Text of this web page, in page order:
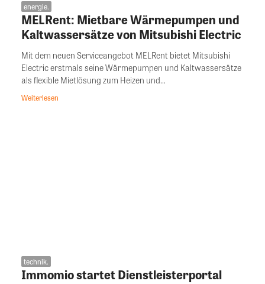
energie.
MELRent: Mietbare Wärmepumpen und
Kaltwassersätze von Mitsubishi Electric
Mit dem neuen Serviceangebot MELRent bietet Mitsubishi
Electric erstmals seine Wärmepumpen und Kaltwassersätze
als flexible Mietlösung zum Heizen und...
Weiterlesen
technik.
Immomio startet Dienstleisterportal